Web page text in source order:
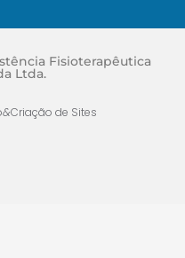
Fisioterapêutica
Ltda.
&Criação de Sites